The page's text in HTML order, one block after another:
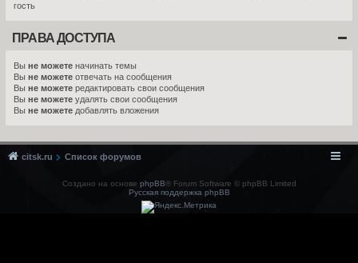
гость
ПРАВА ДОСТУПА
Вы не можете начинать темы
Вы не можете отвечать на сообщения
Вы не можете редактировать свои сообщения
Вы не можете удалять свои сообщения
Вы не можете добавлять вложения
citsk.ru Список форумов
Создано на основе phpBB® Forum Software © phpBB Limited
Русская поддержка phpBB